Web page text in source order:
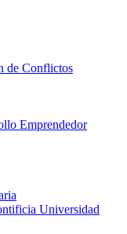
de Conflictos
Emprendedor
Universidad